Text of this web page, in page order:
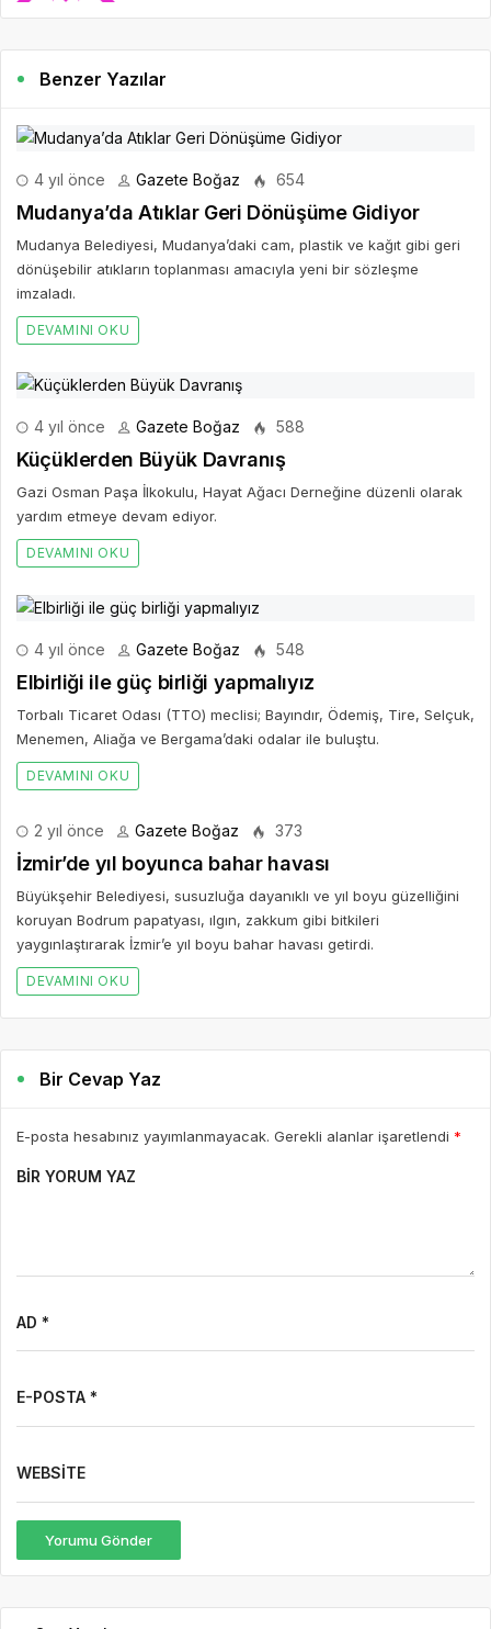
Benzer Yazılar
4 yıl önce Gazete Boğaz 654
Mudanya’da Atıklar Geri Dönüşüme Gidiyor
Mudanya Belediyesi, Mudanya’daki cam, plastik ve kağıt gibi geri
dönüşebilir atıkların toplanması amacıyla yeni bir sözleşme
imzaladı.
DEVAMINI OKU
4 yıl önce Gazete Boğaz 588
Küçüklerden Büyük Davranış
Gazi Osman Paşa İlkokulu, Hayat Ağacı Derneğine düzenli olarak
yardım etmeye devam ediyor.
DEVAMINI OKU
4 yıl önce Gazete Boğaz 548
Elbirliği ile güç birliği yapmalıyız
Torbalı Ticaret Odası (TTO) meclisi; Bayındır, Ödemiş, Tire, Selçuk,
Menemen, Aliağa ve Bergama’daki odalar ile buluştu.
DEVAMINI OKU
2 yıl önce Gazete Boğaz 373
İzmir’de yıl boyunca bahar havası
Büyükşehir Belediyesi, susuzluğa dayanıklı ve yıl boyu güzelliğini
koruyan Bodrum papatyası, ılgın, zakkum gibi bitkileri
yaygınlaştırarak İzmir’e yıl boyu bahar havası getirdi.
DEVAMINI OKU
Bir Cevap Yaz
E-posta hesabınız yayımlanmayacak. Gerekli alanlar işaretlendi *
BIR YORUM YAZ
AD *
E-POSTA *
WEBSITE
Yorumu Gönder